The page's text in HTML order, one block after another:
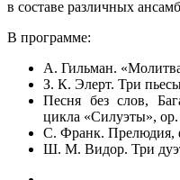
в составе различных
В программе:
А. Гильман.
З. К. Элерт. Три
Песня без слов,
цикла «Силуэты», op.
С. Франк. Прелюдия,
Ш. М. Видор. Три